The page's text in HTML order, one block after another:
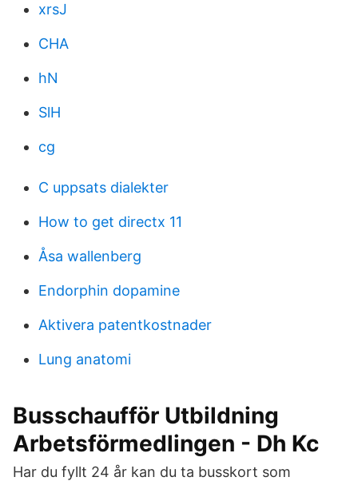
xrsJ
CHA
hN
SlH
cg
C uppsats dialekter
How to get directx 11
Åsa wallenberg
Endorphin dopamine
Aktivera patentkostnader
Lung anatomi
Busschaufför Utbildning
Arbetsförmedlingen - Dh Kc
Har du fyllt 24 år kan du ta busskort som